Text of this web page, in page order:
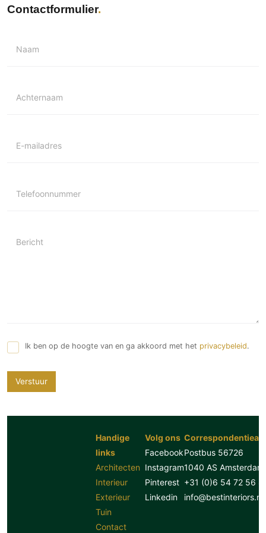
Contactformulier
Naam
Achternaam
E-mailadres
Telefoonnummer
Bericht
Ik ben op de hoogte van en ga akkoord met het privacybeleid.
Verstuur
Handige
links
Architecten
Interieur
Exterieur
Tuin
Contact
Volg ons
Facebook
Instagram
Pinterest
Linkedin
Postbus 56726
1040 AS Amsterdam
+31 (0)6 54 72 56
info@bestinteriors.nl